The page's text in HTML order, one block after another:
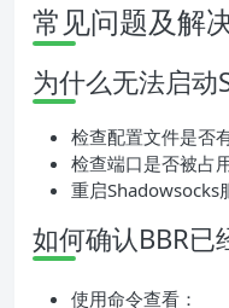
常见问题及解
为什么无法启
检查配置文件是否
检查端口是否被占
重启Shadowsocks
如何确认BBR已
使用命令查看：